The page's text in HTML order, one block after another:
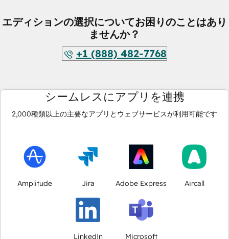
エディションの選択についてお困りのことはあり
ませんか？
+1 (888) 482-7768
シームレスにアプリを連携
2,000種類以上の主要なアプリとウェブサービスが利用可能です
Amplitude Jira Adobe Express Aircall
LinkedIn
Microsoft